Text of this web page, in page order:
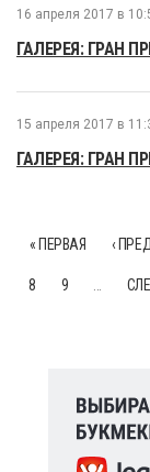
16 апреля 2017 в
ГАЛЕРЕЯ: ГРАН
15 апреля 2017 в
ГАЛЕРЕЯ: ГРАН
« ПЕРВАЯ ‹
8 9